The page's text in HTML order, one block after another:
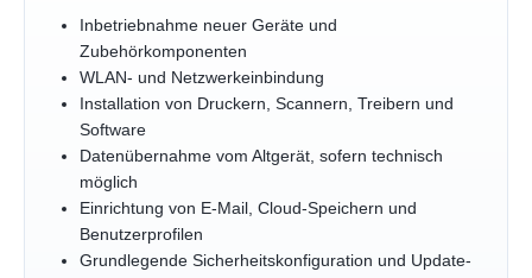
Inbetriebnahme neuer Geräte und
Zubehörkomponenten
WLAN- und Netzwerkeinbindung
Installation von Druckern, Scannern, Treibern und
Software
Datenübernahme vom Altgerät, sofern technisch
möglich
Einrichtung von E-Mail, Cloud-Speichern und
Benutzerprofilen
Grundlegende Sicherheitskonfiguration und Update-